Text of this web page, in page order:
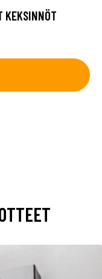
KEKSINNÖT